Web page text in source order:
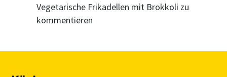
Vegetarische Frikadellen mit Brokkoli zu
kommentieren